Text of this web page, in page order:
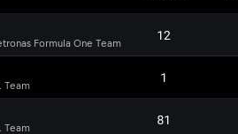
Formula One Team 12
Team 1
Team 81